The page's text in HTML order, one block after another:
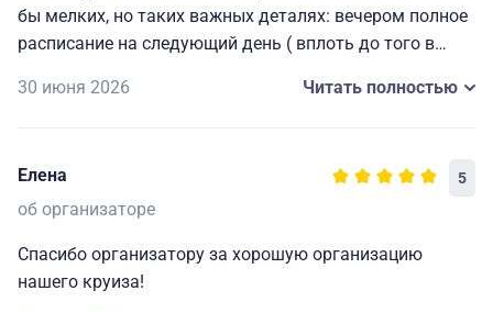
бы мелких, но таких важных деталях: вечером полное
расписание на следующий день ( вплоть до того в
работающие наушники для экскурсий и т. д. Мелочи,
капитану и всему составу за прекрасно
организованный отдых.🥰
30 июня 2026 Читать полностью
Елена 5
об организаторе
Спасибо организатору за хорошую организацию
нашего круиза!